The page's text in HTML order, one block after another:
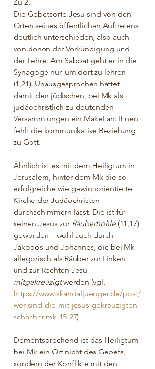
Zu 2.
Die Gebetsorte Jesu sind von den
Orten seines öffentlichen Auftretens
deutlich unterschieden, also auch
von denen der Verkündigung und
der Lehre. Am Sabbat geht er in die
Synagoge nur, um dort zu lehren
(1,21). Unausgesprochen haftet
damit den jüdischen, bei Mk als
judäochristlich zu deutenden
Versammlungen ein Makel an: Ihnen
fehlt die kommunikative Beziehung
zu Gott.
Ähnlich ist es mit dem Heiligtum in
Jerusalem, hinter dem Mk die so
erfolgreiche wie gewinnorientierte
Kirche der Judäochristen
durchschimmern lässt. Die ist für
seinen Jesus zur Räuberhöhle (11,17)
geworden – wohl auch durch
Jakobos und Johannes, die bei Mk
allegorisch als Räuber zur Linken
und zur Rechten Jesu
mitgekreuzigt werden (vgl.
https://www.skandaljuenger.de/post/
wer-sind-die-mit-jesus-gekreuzigten-
schächer-mk-15-27).
Dementsprechend ist das Heiligtum
bei Mk ein Ort nicht des Gebets,
sondern der Konflikte mit den